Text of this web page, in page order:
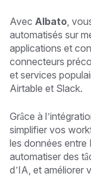
Avec Albato ,
automatisés sur
applications et
connecteurs
et services
Airtable et Slack.
Grâce à
simplifier vos
les données entre
automatiser des
d’IA, et améliorer